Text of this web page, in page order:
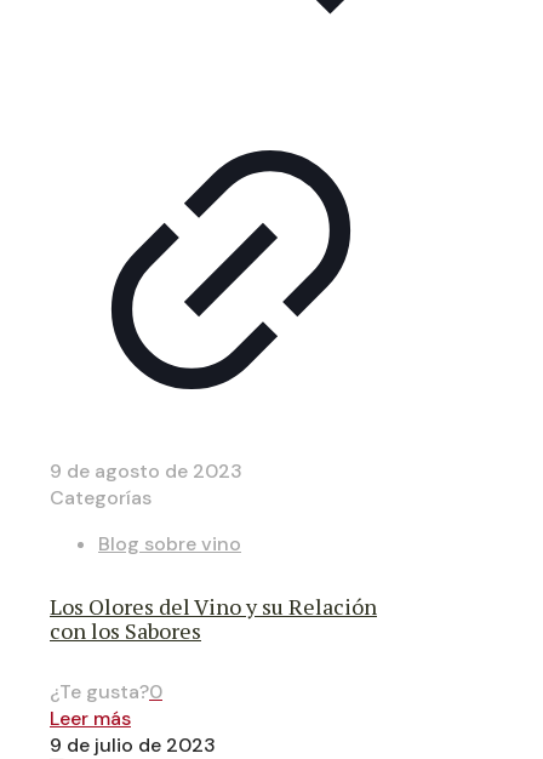
9 de agosto de 2023
Categorías
Blog sobre vino
Los Olores del Vino y su Relación
con los Sabores
¿Te gusta?0
Leer más
9 de julio de 2023